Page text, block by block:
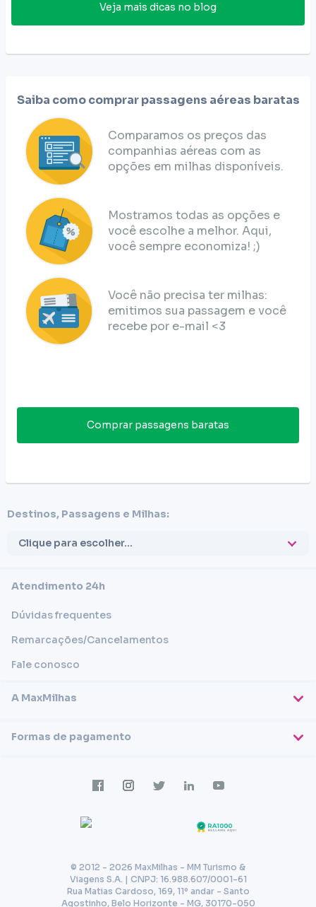
Veja mais dicas no blog
Saiba como comprar passagens aéreas baratas
Comparamos os preços das
companhias aéreas com as
opções em milhas disponíveis.
Mostramos todas as opções e
você escolhe a melhor. Aqui,
você sempre economiza! ;)
Você não precisa ter milhas:
emitimos sua passagem e você
recebe por e-mail <3
Comprar passagens baratas
Destinos, Passagens e Milhas:
Clique para escolher...
A MaxMilhas
Termos e condições
Atendimento 24h
Dúvidas frequentes
Remarcações/Cancelamentos
Fale conosco
Formas de pagamento
© 2012 - 2026 MaxMilhas - MM Turismo &
Viagens S.A. | CNPJ: 16.988.607/0001-61
Rua Matias Cardoso, 169, 11º andar - Santo
Agostinho, Belo Horizonte - MG, 30170-050